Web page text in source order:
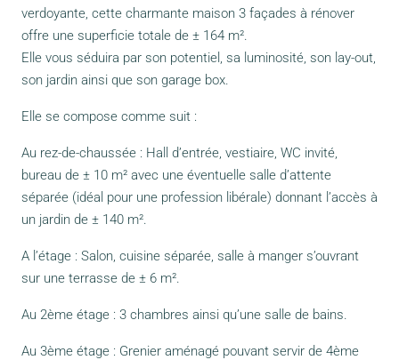
verdoyante, cette charmante maison 3 façades à rénover
offre une superficie totale de ± 164 m².
Elle vous séduira par son potentiel, sa luminosité, son lay-out,
son jardin ainsi que son garage box.
Elle se compose comme suit :
Au rez-de-chaussée : Hall d’entrée, vestiaire, WC invité,
bureau de ± 10 m² avec une éventuelle salle d’attente
séparée (idéal pour une profession libérale) donnant l’accès à
un jardin de ± 140 m².
A l’étage : Salon, cuisine séparée, salle à manger s’ouvrant
sur une terrasse de ± 6 m².
Au 2ème étage : 3 chambres ainsi qu’une salle de bains.
Au 3ème étage : Grenier aménagé pouvant servir de 4ème